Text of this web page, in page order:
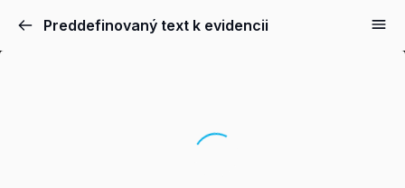
Preddefinovaný text k evidencii